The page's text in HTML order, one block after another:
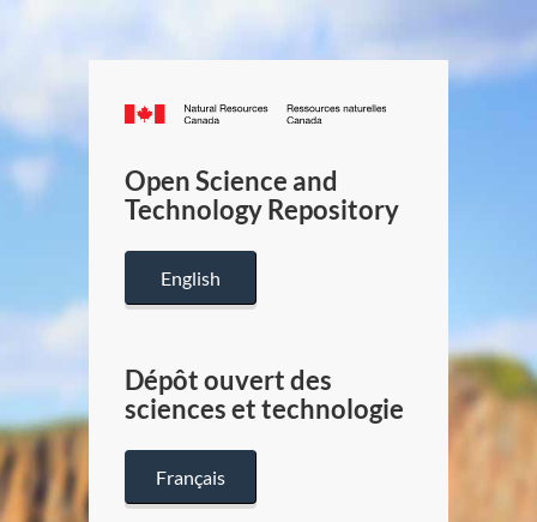
Canada.ca
/
Canada
Open Science and
Technology Repository
English
Dépôt ouvert des
sciences et technologie
Français